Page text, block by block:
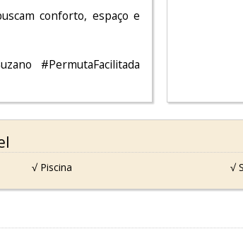
conforto, espaço e
#PermutaFacilitada
√ Piscina √